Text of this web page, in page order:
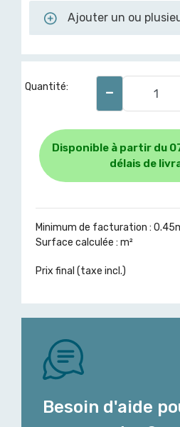
Ajouter un ou
Quantité: -
Disponible à partir du
délais de
Minimum de facturation :
Surface calculée : m²
Prix final (taxe incl.)
Besoin d'aide